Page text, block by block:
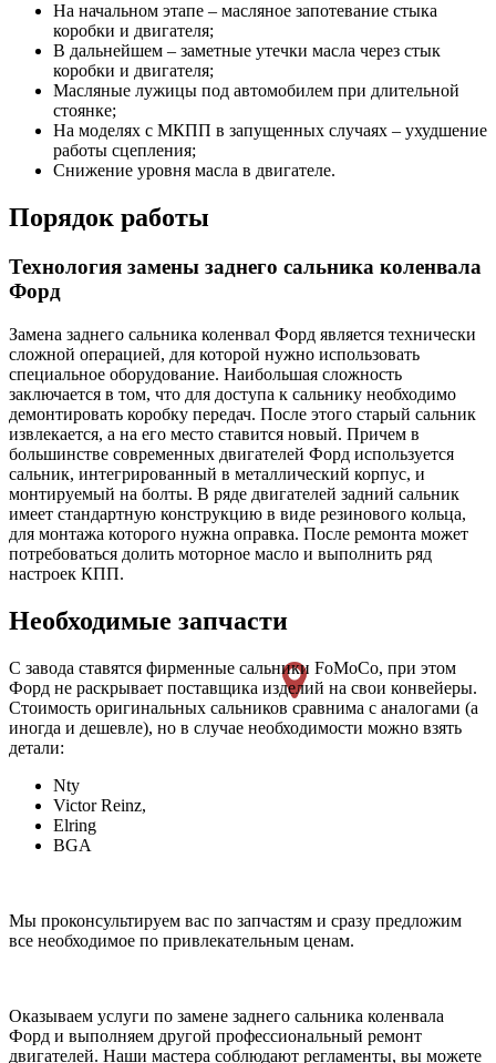
На начальном этапе – масляное запотевание стыка
коробки и двигателя;
В дальнейшем – заметные утечки масла через стык
коробки и двигателя;
Масляные лужицы под автомобилем при длительной
стоянке;
На моделях с МКПП в запущенных случаях – ухудшение
работы сцепления;
Снижение уровня масла в двигателе.
Порядок работы
Технология замены заднего сальника коленвала
Форд
Замена заднего сальника коленвал Форд является технически
сложной операцией, для которой нужно использовать
специальное оборудование. Наибольшая сложность
заключается в том, что для доступа к сальнику необходимо
демонтировать коробку передач. После этого старый сальник
извлекается, а на его место ставится новый. Причем в
большинстве современных двигателей Форд используется
сальник, интегрированный в металлический корпус, и
монтируемый на болты. В ряде двигателей задний сальник
имеет стандартную конструкцию в виде резинового кольца,
для монтажа которого нужна оправка. После ремонта может
потребоваться долить моторное масло и выполнить ряд
настроек КПП.
Необходимые запчасти
С завода ставятся фирменные сальники FoMoCo, при этом
Форд не раскрывает поставщика изделий на свои конвейеры.
Стоимость оригинальных сальников сравнима с аналогами (а
иногда и дешевле), но в случае необходимости можно взять
детали:
Nty
Victor Reinz,
Elring
BGA
Мы проконсультируем вас по запчастям и сразу предложим
все необходимое по привлекательным ценам.
Оказываем услуги по замене заднего сальника коленвала
Форд и выполняем другой профессиональный ремонт
двигателей. Наши мастера соблюдают регламенты, вы можете